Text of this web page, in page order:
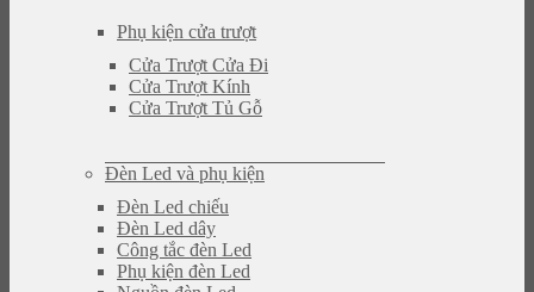
Phụ kiện cửa trượt
Cửa Trượt Cửa Đi
Cửa Trượt Kính
Cửa Trượt Tủ Gỗ
Đèn Led và phụ kiện
Đèn Led chiếu
Đèn Led dây
Công tắc đèn Led
Phụ kiện đèn Led